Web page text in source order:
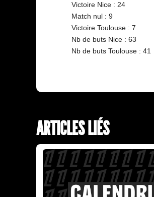
Victoire Nice : 24
Match nul : 9
Victoire Toulouse : 7
Nb de buts Nice : 63
Nb de buts Toulouse : 41
ARTICLES LIÉS